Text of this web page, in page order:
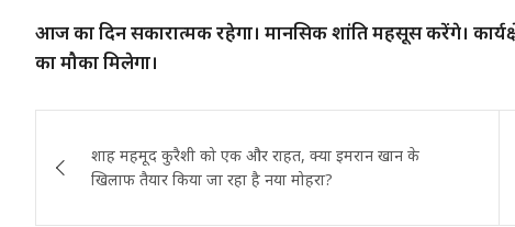
आज का दिन सकारात्मक रहेगा। मानसिक शांति महसूस करेंगे।
का मौका मिलेगा।
navigation
शाह महमूद कुरैशी को एक और राहत, क्या इमरान खान के
खिलाफ तैयार किया जा रहा है नया मोहरा?